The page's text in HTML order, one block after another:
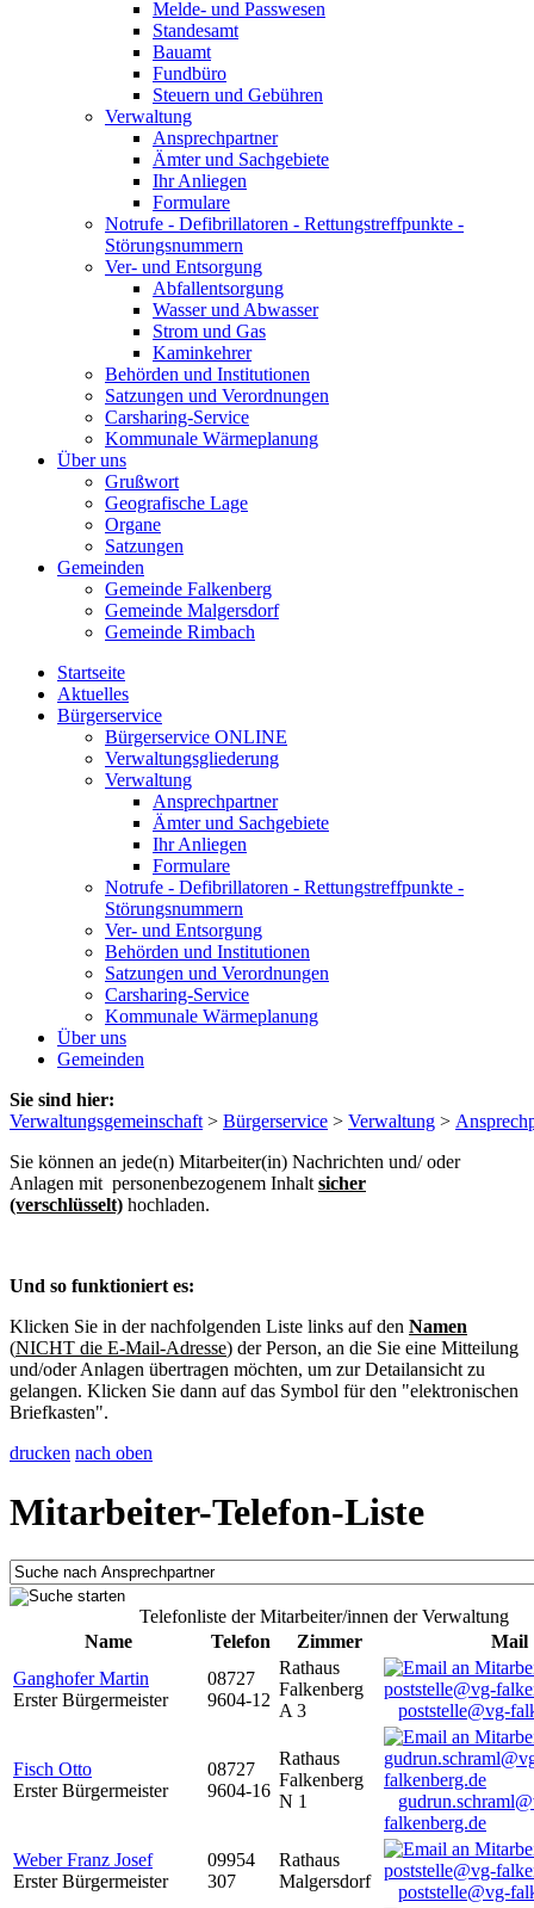
Melde- und Passwesen
Standesamt
Bauamt
Fundbüro
Steuern und Gebühren
Verwaltung
Ansprechpartner
Ämter und Sachgebiete
Ihr Anliegen
Formulare
Notrufe - Defibrillatoren - Rettungstreffpunkte -
Störungsnummern
Ver- und Entsorgung
Abfallentsorgung
Wasser und Abwasser
Strom und Gas
Kaminkehrer
Behörden und Institutionen
Satzungen und Verordnungen
Carsharing-Service
Kommunale Wärmeplanung
Über uns
Grußwort
Geografische Lage
Organe
Satzungen
Gemeinden
Gemeinde Falkenberg
Gemeinde Malgersdorf
Gemeinde Rimbach
Startseite
Aktuelles
Bürgerservice
Bürgerservice ONLINE
Verwaltungsgliederung
Verwaltung
Ansprechpartner
Ämter und Sachgebiete
Ihr Anliegen
Formulare
Notrufe - Defibrillatoren - Rettungstreffpunkte -
Störungsnummern
Ver- und Entsorgung
Behörden und Institutionen
Satzungen und Verordnungen
Carsharing-Service
Kommunale Wärmeplanung
Über uns
Gemeinden
Sie sind hier:
Verwaltungsgemeinschaft > Bürgerservice > Verwaltung >
Sie können an jede(n) Mitarbeiter(in) Nachrichten und/ oder
Anlagen mit personenbezogenem Inhalt sicher
(verschlüsselt) hochladen.
Und so funktioniert es:
Klicken Sie in der nachfolgenden Liste links auf den Namen
(NICHT die E-Mail-Adresse) der Person, an die Sie eine Mitteilung
und/oder Anlagen übertragen möchten, um zur Detailansicht zu
gelangen. Klicken Sie dann auf das Symbol für den "elektronischen
Briefkasten".
drucken nach oben
Mitarbeiter-Telefon-Liste
Telefonliste der Mitarbeiter/innen der Verwaltung
Name
Telefon Zimmer
Mail
Ganghofer Martin
Erster Bürgermeister
08727
9604-12
Rathaus
Falkenberg
A 3
poststelle@vg-
Fisch Otto
Erster Bürgermeister
08727
9604-16
Rathaus
Falkenberg
N 1
falkenberg.de
Weber Franz Josef
Erster Bürgermeister
09954
307
Rathaus
Malgersdorf
poststelle@vg-